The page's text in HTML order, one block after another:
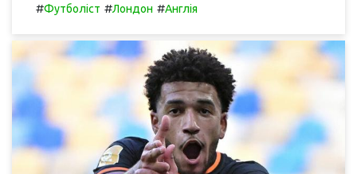
#Футболіст #Лондон #Англія